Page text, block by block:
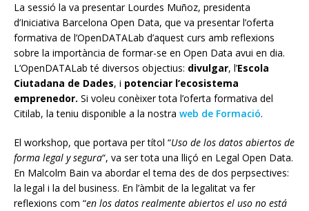
La sessió la va presentar Lourdes Muñoz, presidenta
d’Iniciativa Barcelona Open Data, que va presentar l’oferta
formativa de l’OpenDATALab d’aquest curs amb reflexions
sobre la importància de formar-se en Open Data avui en dia.
L’OpenDATALab té diversos objectius: divulgar, l’Escola
Ciutadana de Dades, i potenciar l’ecosistema
emprenedor. Si voleu conèixer tota l’oferta formativa del
Citilab, la teniu disponible a la nostra web de Formació.
El workshop, que portava per títol “Uso de los datos abiertos de
forma legal y segura“, va ser tota una lliçó en Legal Open Data.
En Malcolm Bain va abordar el tema des de dos perpsectives:
la legal i la del business. En l’àmbit de la legalitat va fer
reflexions com “en los datos realmente abiertos el uso no está